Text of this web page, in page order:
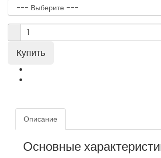
Описание
Основные